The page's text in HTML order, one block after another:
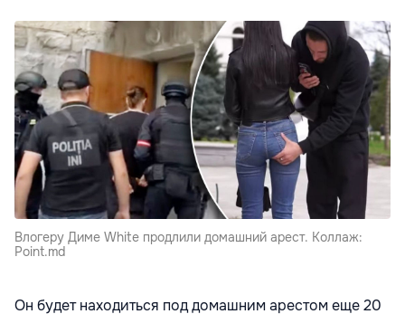
Влогеру Диме White продлили домашний арест. Коллаж:
Point.md
Он будет находиться под домашним арестом еще 20